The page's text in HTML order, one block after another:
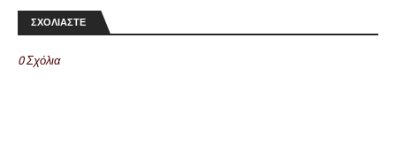
ΣΧΟΛΙΑΣΤΕ
0 Σχόλια